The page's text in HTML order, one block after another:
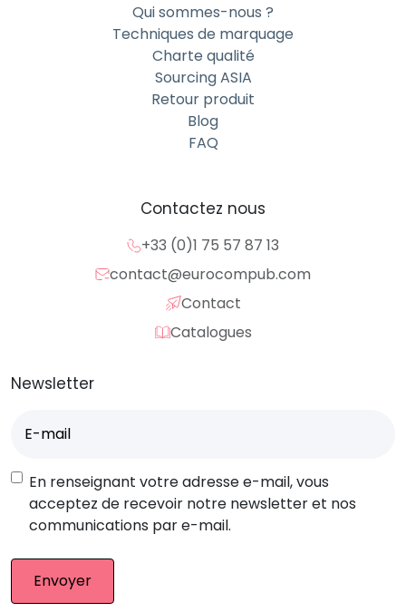
Qui sommes-nous ?
Techniques de marquage
Charte qualité
Sourcing ASIA
Retour produit
Blog
FAQ
Contactez nous
+33 (0)1 75 57 87 13
contact@eurocompub.com
Contact
Catalogues
Newsletter
mail(Nécessaire)
RGPD
En renseignant votre adresse e-mail, vous
acceptez de recevoir notre newsletter et nos
communications par e-mail.